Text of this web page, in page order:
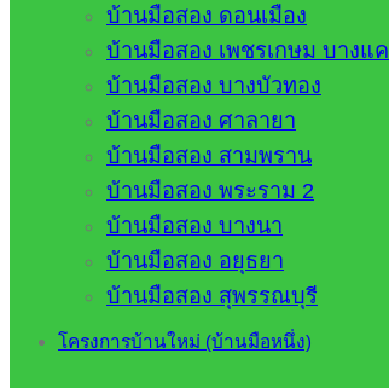
บ้านมือสอง ดอนเมือง
บ้านมือสอง เพชรเกษม บางแค
บ้านมือสอง บางบัวทอง
บ้านมือสอง ศาลายา
บ้านมือสอง สามพราน
บ้านมือสอง พระราม 2
บ้านมือสอง บางนา
บ้านมือสอง อยุธยา
บ้านมือสอง สุพรรณบุรี
โครงการบ้านใหม่ (บ้านมือหนึ่ง)